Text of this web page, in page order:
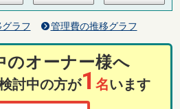
ラフ 管理費の推移グラフ
のオーナー様へ
討中の方が1 名います